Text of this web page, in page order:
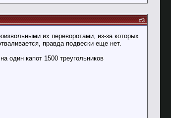
#3
их переворотами, из-за которых
правда подвески еще нет.
один капот 1500 треугольников